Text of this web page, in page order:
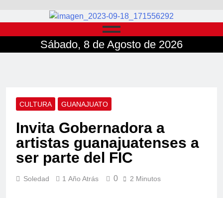
Sábado, 8 de Agosto de 2026
CULTURA GUANAJUATO
Invita Gobernadora a
artistas guanajuatenses a
ser parte del FIC
Soledad 1 Año Atrás 0 2 Minutos